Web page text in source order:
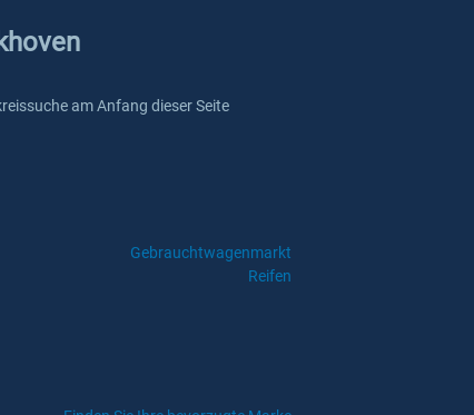
am Anfang dieser Seite
Gebrauchtwagenmarkt
Reifen